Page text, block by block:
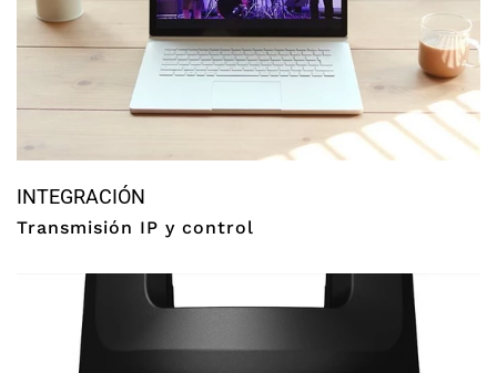
INTEGRACIÓN
Transmisión IP y control